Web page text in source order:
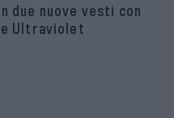
due nuove vesti con
e Ultraviolet